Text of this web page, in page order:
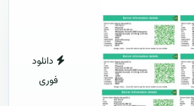
دانلود
فوری